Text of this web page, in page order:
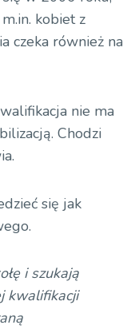
kobiet z
czeka również na
nie ma
Chodzi
się jak
i szukają
kwalifikacji